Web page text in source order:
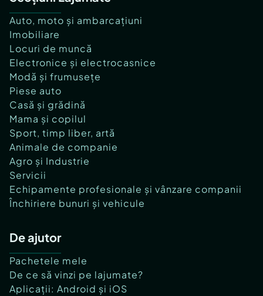
Auto, moto și ambarcațiuni
Imobiliare
Locuri de muncă
Electronice și electrocasnice
Modă și frumusețe
Piese auto
Casă și grădină
Mama și copilul
Sport, timp liber, artă
Animale de companie
Agro și Industrie
Servicii
Echipamente profesionale și vânzare companii
Închiriere bunuri și vehicule
De ajutor
Pachetele mele
De ce să vinzi pe lajumate?
Aplicații: Android și iOS